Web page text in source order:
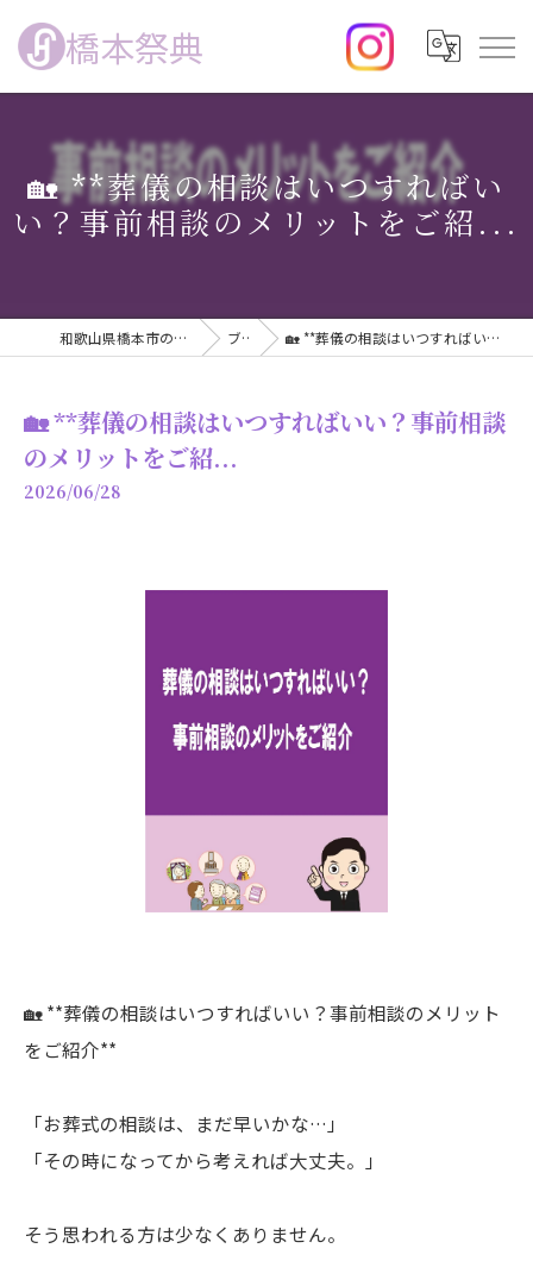
橋本祭典
🏡 **葬儀の相談はいつすればい
い？事前相談のメリットをご紹...
和歌山県橋本市の家族葬なら橋本祭典 ブログ 🏡 **葬儀の相談はいつすればいい？事前相談のメリットをご紹...
🏡 **葬儀の相談はいつすればいい？事前相談
のメリットをご紹...
2026/06/28
🏡 **葬儀の相談はいつすればいい？事前相談のメリット
をご紹介**
「お葬式の相談は、まだ早いかな…」
「その時になってから考えれば大丈夫。」
そう思われる方は少なくありません。